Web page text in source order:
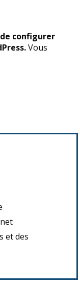
configurer
Vous
et des